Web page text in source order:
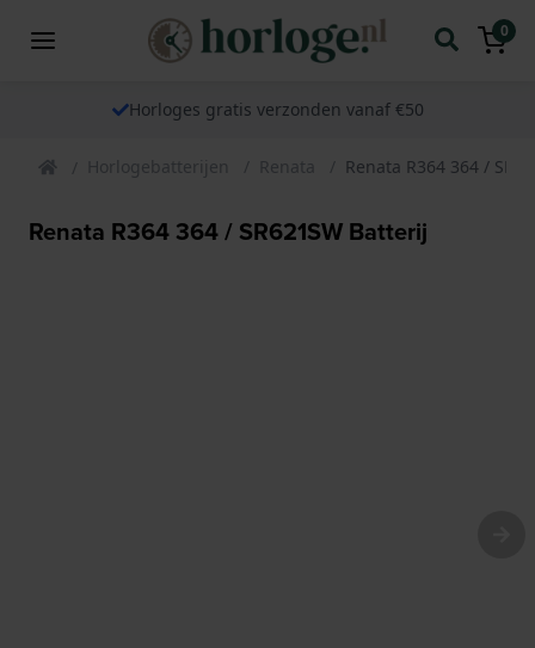
0
Horloges gratis verzonden vanaf €50
Horlogebatterijen Renata Renata R364 364 /
Renata R364 364 / SR621SW Batterij